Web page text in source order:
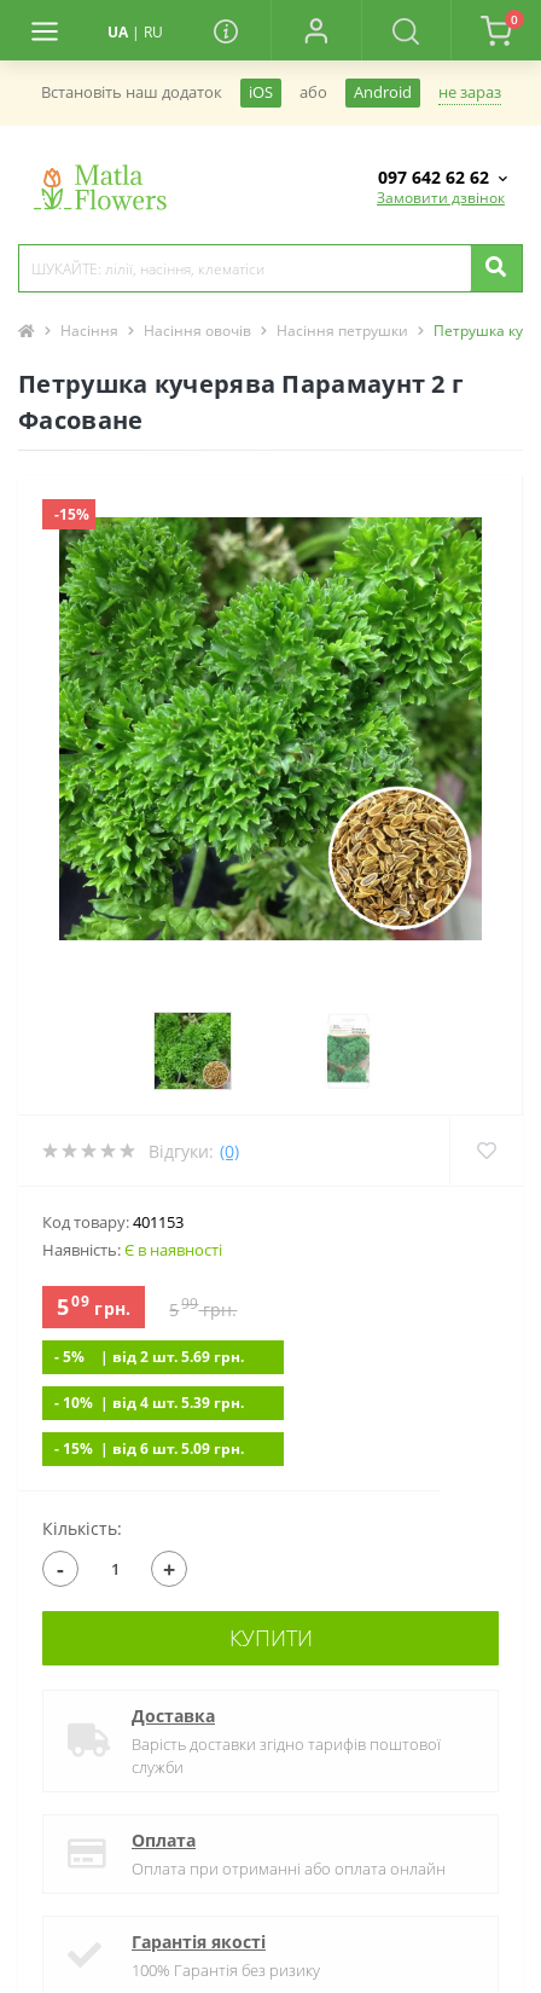
UA | RU
0
Встановiть наш додаток iOS або Android не зараз
097 642 62 62
Замовити дзвінок
Насіння Насіння овочів Насіння петрушки Петрушка
Петрушка кучерява Парамаунт 2 г
Фасоване
-15%
Відгуки: (0)
Код товару:401153
Наявність:Є в наявності
509грн. 599грн.
- 5% | вiд 2 шт. 5.69 грн.
- 10% | вiд 4 шт. 5.39 грн.
- 15% | вiд 6 шт. 5.09 грн.
Кількість:
- +
КУПИТИ
Доставка
Варість доставки згідно тарифів поштової
служби
Оплата
Оплата при отриманні або оплата онлайн
Гарантія якості
100% Гарантія без ризику